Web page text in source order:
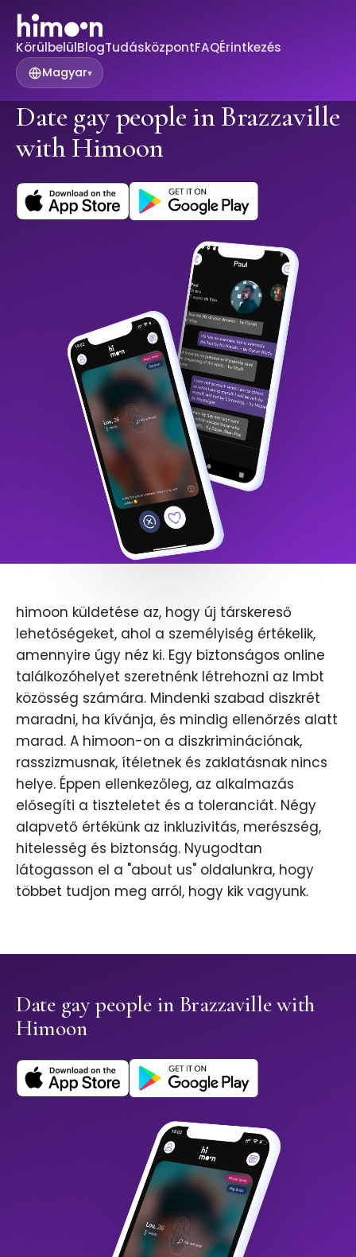
KörülbelülBlogTudásközpontFAQÉrintkezés
Magyar▾
Date gay people in Brazzaville
with Himoon
himoon küldetése az, hogy új társkereső
lehetőségeket, ahol a személyiség értékelik,
amennyire úgy néz ki. Egy biztonságos online
találkozóhelyet szeretnénk létrehozni az lmbt
közösség számára. Mindenki szabad diszkrét
maradni, ha kívánja, és mindig ellenőrzés alatt
marad. A himoon-on a diszkriminációnak,
rasszizmusnak, ítéletnek és zaklatásnak nincs
helye. Éppen ellenkezőleg, az alkalmazás
elősegíti a tiszteletet és a toleranciát. Négy
alapvető értékünk az inkluzivitás, merészség,
hitelesség és biztonság. Nyugodtan
látogasson el a "about us" oldalunkra, hogy
többet tudjon meg arról, hogy kik vagyunk.
Date gay people in Brazzaville with
Himoon